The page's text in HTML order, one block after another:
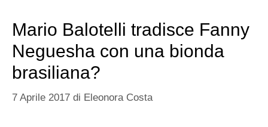
Mario Balotelli tradisce Fanny
Neguesha con una bionda
brasiliana?
7 Aprile 2017 di Eleonora Costa